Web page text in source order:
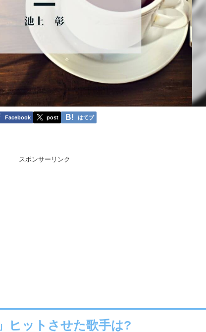
Facebook post はてブ
スポンサーリンク
ヒットさせた歌手は?